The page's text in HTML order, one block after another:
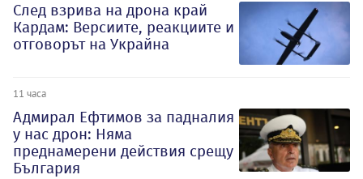
След взрива на дрона край
Кардам: Версиите, реакциите и
отговорът на Украйна
11 часа
Адмирал Ефтимов за падналия
у нас дрон: Няма
преднамерени действия срещу
България